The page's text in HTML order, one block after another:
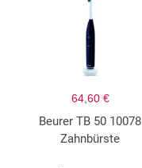
64,60 €
Beurer TB 50 10078
Zahnbürste